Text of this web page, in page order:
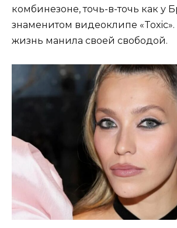
комбинезоне, точь-в-точь как у
знаменитом видеоклипе «Toxic».
жизнь манила своей свободой.